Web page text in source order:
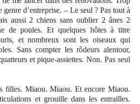
d’entreprise. – Le seul ? Pas tout à
aussi 2 chiens sans oublier 2 ânes 2
de poules. Et quelques hôtes à titre
et nombreux sont les oiseaux qui
Sans compter les rôdeurs alentour,
et pique-assiettes. Non. Pas seul
filles. Miaou. Miaou. Et encore Miaou.
et grouille dans les entrailles.